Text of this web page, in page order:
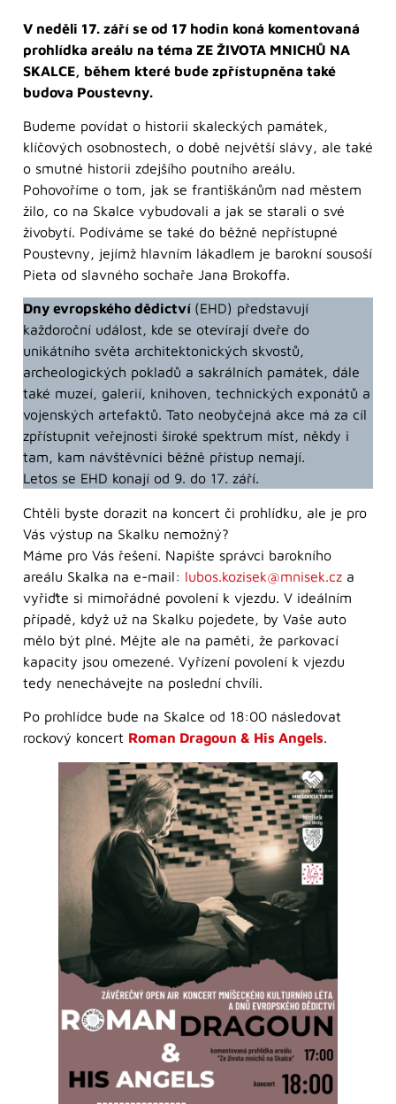
V neděli 17. září se od 17 hodin koná komentovaná
prohlídka areálu na téma ZE ŽIVOTA MNICHŮ NA
SKALCE, během které bude zpřístupněna také
budova Poustevny.
Budeme povídat o historii skaleckých památek,
klíčových osobnostech, o době největší slávy, ale také
o smutné historii zdejšího poutního areálu.
Pohovoříme o tom, jak se františkánům nad městem
žilo, co na Skalce vybudovali a jak se starali o své
živobytí. Podíváme se také do běžně nepřístupné
Poustevny, jejímž hlavním lákadlem je barokní sousoší
Pieta od slavného sochaře Jana Brokoffa.
Dny evropského dědictví (EHD) představují
každoroční událost, kde se otevírají dveře do
unikátního světa architektonických skvostů,
archeologických pokladů a sakrálních památek, dále
také muzeí, galerií, knihoven, technických exponátů a
vojenských artefaktů. Tato neobyčejná akce má za cíl
zpřístupnit veřejnosti široké spektrum míst, někdy i
tam, kam návštěvníci běžně přístup nemají.
Letos se EHD konají od 9. do 17. září.
Chtěli byste dorazit na koncert či prohlídku, ale je pro
Vás výstup na Skalku nemožný?
Máme pro Vás řešení. Napište správci barokního
areálu Skalka na e-mail: lubos.kozisek@mnisek.cz a
vyřiďte si mimořádné povolení k vjezdu. V ideálním
případě, když už na Skalku pojedete, by Vaše auto
mělo být plné. Mějte ale na paměti, že parkovací
kapacity jsou omezené. Vyřízení povolení k vjezdu
tedy nenechávejte na poslední chvíli.
Po prohlídce bude na Skalce od 18:00 následovat
rockový koncert Roman Dragoun & His Angels.